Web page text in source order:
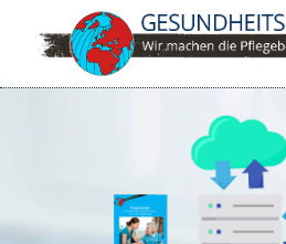
DOKUMENTATION